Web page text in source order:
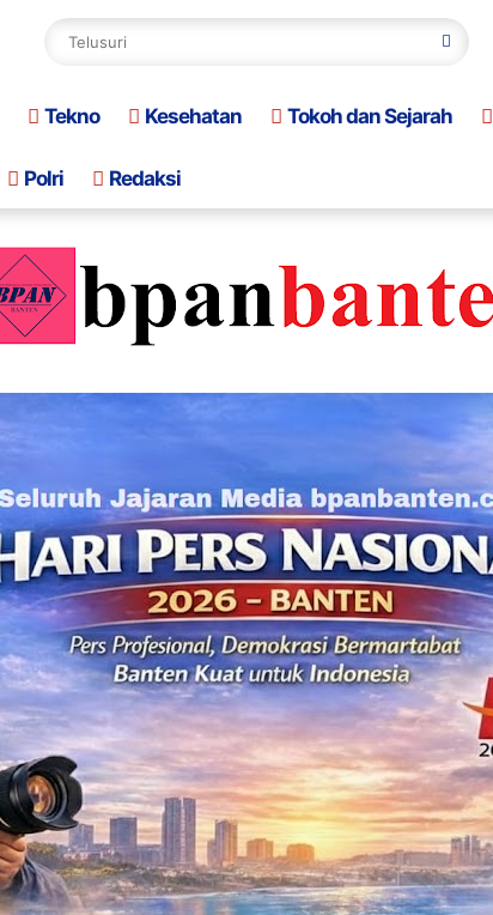
Tekno Kesehatan Tokoh dan Sejarah
Polri Redaksi